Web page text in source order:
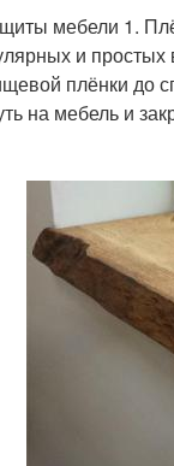
мебели 1.
и простых
плёнки до
на мебель и